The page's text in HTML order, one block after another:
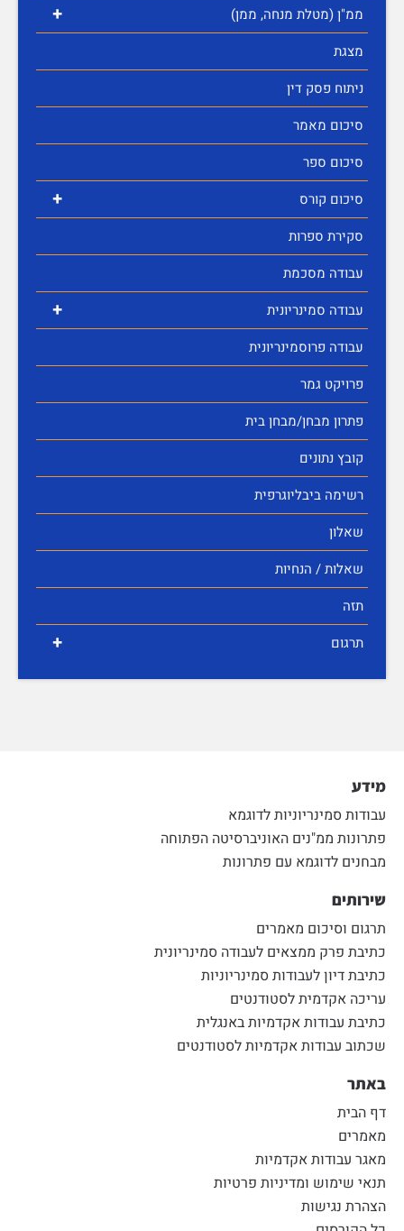
+
ממ"ן (מטלת מנחה, ממן)
מצגת
ניתוח פסק דין
סיכום מאמר
סיכום ספר
+
סיכום קורס
סקירת ספרות
עבודה מסכמת
+
עבודה סמינריונית
עבודה פרוסמינריונית
פרויקט גמר
פתרון מבחן/מבחן בית
קובץ נתונים
רשימה ביבליוגרפית
שאלון
שאלות / הנחיות
תזה
+ תרגום
מידע
עבודות סמינריוניות לדוגמא
פתרונות ממ"נים האוניברסיטה הפתוחה
מבחנים לדוגמא עם פתרונות
שירותים
תרגום וסיכום מאמרים
כתיבת פרק ממצאים לעבודה סמינריונית
כתיבת דיון לעבודות סמינריוניות
עריכה אקדמית לסטודנטים
כתיבת עבודות אקדמיות באנגלית
שכתוב עבודות אקדמיות לסטודנטים
באתר
דף הבית
מאמרים
מאגר עבודות אקדמיות
תנאי שימוש ומדיניות פרטיות
הצהרת נגישות